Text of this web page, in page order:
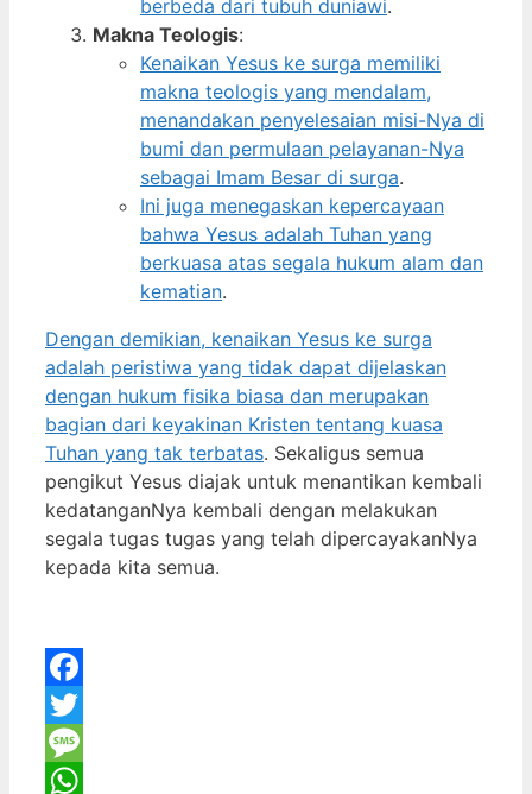
berbeda dari tubuh duniawi.
Makna Teologis:
Kenaikan Yesus ke surga memiliki
makna teologis yang mendalam,
menandakan penyelesaian misi-Nya di
bumi dan permulaan pelayanan-Nya
sebagai Imam Besar di surga.
Ini juga menegaskan kepercayaan
bahwa Yesus adalah Tuhan yang
berkuasa atas segala hukum alam dan
kematian.
Dengan demikian, kenaikan Yesus ke surga
adalah peristiwa yang tidak dapat dijelaskan
dengan hukum fisika biasa dan merupakan
bagian dari keyakinan Kristen tentang kuasa
Tuhan yang tak terbatas. Sekaligus semua
pengikut Yesus diajak untuk menantikan kembali
kedatanganNya kembali dengan melakukan
segala tugas tugas yang telah dipercayakanNya
kepada kita semua.
Facebook
Twitter
Message